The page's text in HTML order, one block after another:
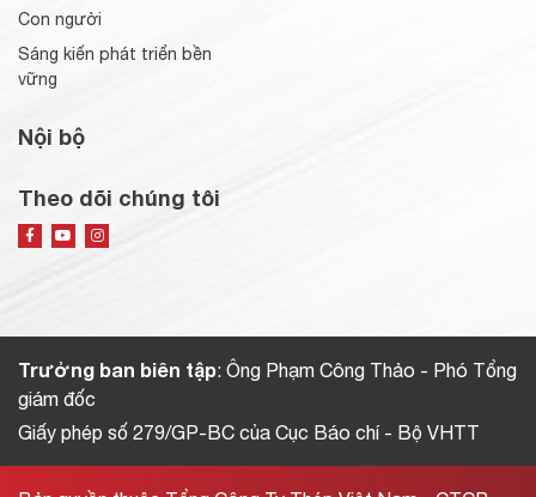
Con người
Sáng kiến phát triển bền
vững
Nội bộ
Theo dõi chúng tôi
Trưởng ban biên tập: Ông Phạm Công Thảo - Phó Tổng
giám đốc
Giấy phép số 279/GP-BC của Cục Báo chí - Bộ VHTT